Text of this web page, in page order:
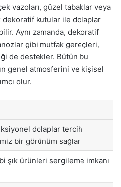
vazoları, güzel tabaklar veya
dekoratif kutular ile dolaplar
Aynı zamanda, dekoratif
gibi mutfak gereçleri,
de destekler. Bütün bu
genel atmosferini ve kişisel
olur.
dolaplar tercih
bir görünüm sağlar.
şık ürünleri sergileme imkanı